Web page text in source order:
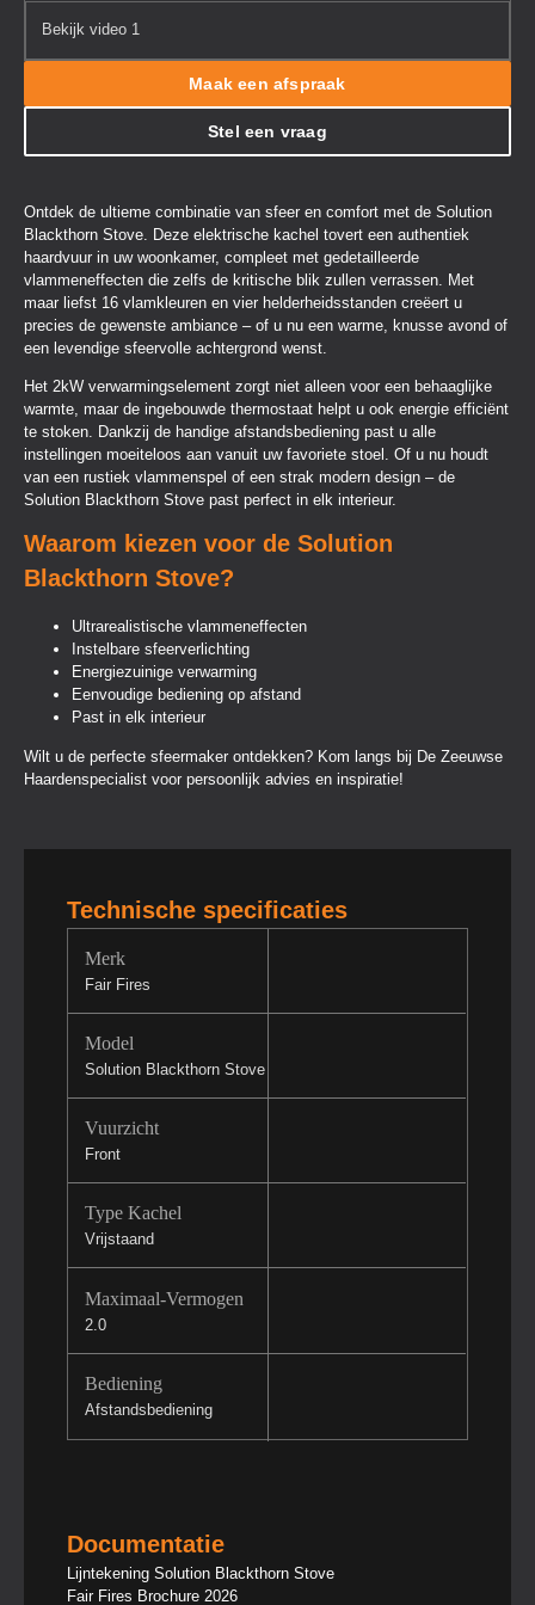
Bekijk video 1
Maak een afspraak
Stel een vraag
Ontdek de ultieme combinatie van sfeer en comfort met de Solution
Blackthorn Stove. Deze elektrische kachel tovert een authentiek
haardvuur in uw woonkamer, compleet met gedetailleerde
vlammeneffecten die zelfs de kritische blik zullen verrassen. Met
maar liefst 16 vlamkleuren en vier helderheidsstanden creëert u
precies de gewenste ambiance – of u nu een warme, knusse avond of
een levendige sfeervolle achtergrond wenst.
Het 2kW verwarmingselement zorgt niet alleen voor een behaaglijke
warmte, maar de ingebouwde thermostaat helpt u ook energie efficiënt
te stoken. Dankzij de handige afstandsbediening past u alle
instellingen moeiteloos aan vanuit uw favoriete stoel. Of u nu houdt
van een rustiek vlammenspel of een strak modern design – de
Solution Blackthorn Stove past perfect in elk interieur.
Waarom kiezen voor de Solution
Blackthorn Stove?
Ultrarealistische vlammeneffecten
Instelbare sfeerverlichting
Energiezuinige verwarming
Eenvoudige bediening op afstand
Past in elk interieur
Wilt u de perfecte sfeermaker ontdekken? Kom langs bij De Zeeuwse
Haardenspecialist voor persoonlijk advies en inspiratie!
Technische specificaties
Merk
Fair Fires
Model
Solution Blackthorn Stove
Vuurzicht
Front
Type Kachel
Vrijstaand
Maximaal-Vermogen
2.0
Bediening
Afstandsbediening
Documentatie
Lijntekening Solution Blackthorn Stove
Fair Fires Brochure 2026